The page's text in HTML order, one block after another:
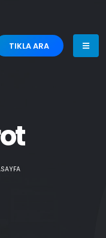
TIKLA ARA